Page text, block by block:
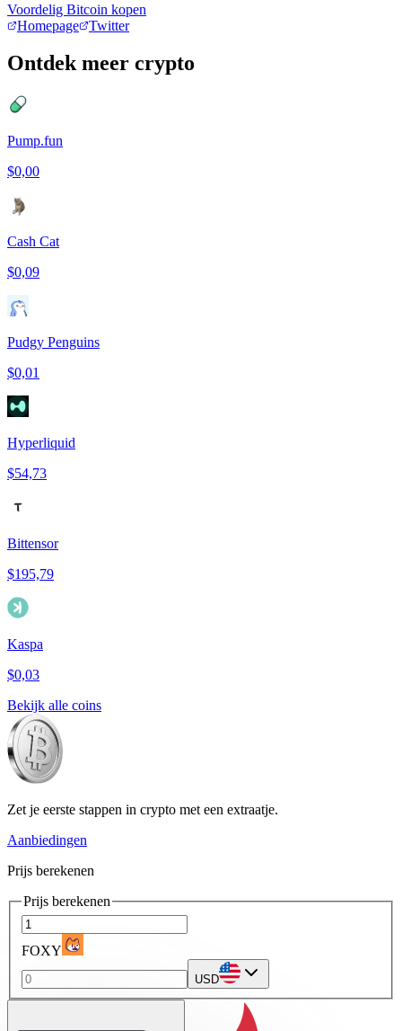
Voordelig Bitcoin kopen
Homepage
Twitter
Ontdek meer crypto
Pump.fun
$0,00
Cash Cat
$0,09
Pudgy Penguins
$0,01
Hyperliquid
$54,73
Bittensor
$195,79
Kaspa
$0,03
Bekijk alle coins
Zet je eerste stappen in crypto met een extraatje.
Aanbiedingen
Prijs berekenen
Prijs berekenen
FOXY
USD